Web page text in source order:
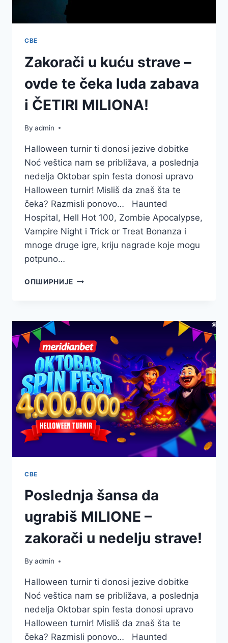
СВЕ
Zakorači u kuću strave –
ovde te čeka luda zabava
i ČETIRI MILIONA!
By admin
Halloween turnir ti donosi jezive dobitke
Noć veštica nam se približava, a poslednja
nedelja Oktobar spin festa donosi upravo
Halloween turnir! Misliš da znaš šta te
čeka? Razmisli ponovo… Haunted
Hospital, Hell Hot 100, Zombie Apocalypse,
Vampire Night i Trick or Treat Bonanza i
mnoge druge igre, kriju nagrade koje mogu
potpuno…
ОПШИРНИЈЕ ZAKORAČI
–
TE
ČEKA
LUDA
ZABAVA
I
ČETIRI
MILIONA!
СВЕ
Poslednja šansa da
ugrabiš MILIONE –
zakorači u nedelju strave!
By admin
Halloween turnir ti donosi jezive dobitke
Noć veštica nam se približava, a poslednja
nedelja Oktobar spin festa donosi upravo
Halloween turnir! Misliš da znaš šta te
čeka? Razmisli ponovo… Haunted